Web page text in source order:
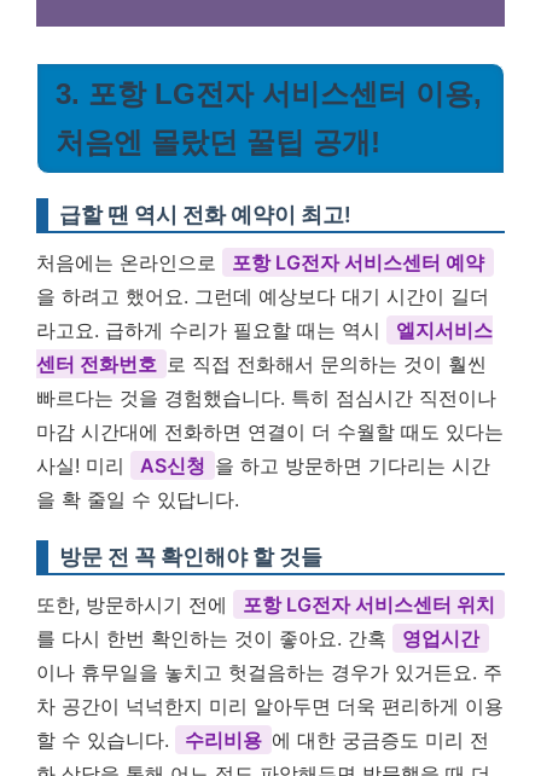
3. 포항 LG전자 서비스센터 이용,
처음엔 몰랐던 꿀팁 공개!
급할 땐 역시 전화 예약이 최고!
처음에는 온라인으로
포항 LG전자 서비스센터 예약
을 하려고 했어요. 그런데 예상보다 대기 시간이 길더
라고요. 급하게 수리가 필요할 때는 역시
엘지서비스
센터 전화번호 로 직접 전화해서 문의하는 것이 훨씬
빠르다는 것을 경험했습니다. 특히 점심시간 직전이나
마감 시간대에 전화하면 연결이 더 수월할 때도 있다는
사실! 미리
AS신청 을 하고 방문하면 기다리는 시간
을 확 줄일 수 있답니다.
방문 전 꼭 확인해야 할 것들
또한, 방문하시기 전에
포항 LG전자 서비스센터 위치
를 다시 한번 확인하는 것이 좋아요. 간혹
영업시간
이나 휴무일을 놓치고 헛걸음하는 경우가 있거든요. 주
차 공간이 넉넉한지 미리 알아두면 더욱 편리하게 이용
할 수 있습니다.
수리비용 에 대한 궁금증도 미리 전